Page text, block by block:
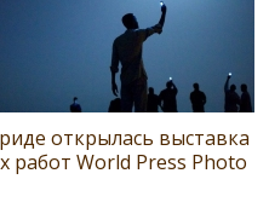
открылась выставка
работ World Press Photo